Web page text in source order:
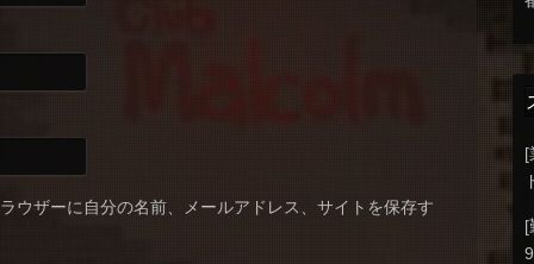
ウザーに自分の名前、メールアドレス、サイトを保存す
[
[